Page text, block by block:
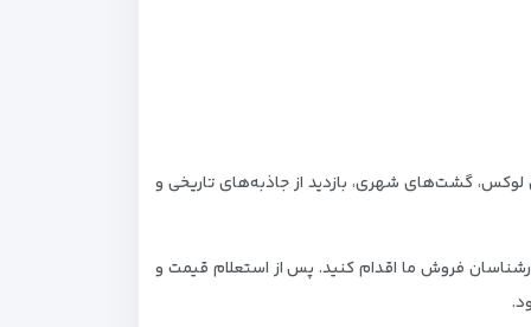
گشت‌های شهری، بازدید از جاذبه‌های تاریخی و
طریق پیام در واتساپ و تلگرام به شماره ۰۹۳۳۲۸۰۰۵۰۲ یا با تماس تلفنی با کارشناسان فروش ما اقدام کنید. پس از استعلام قیمت و